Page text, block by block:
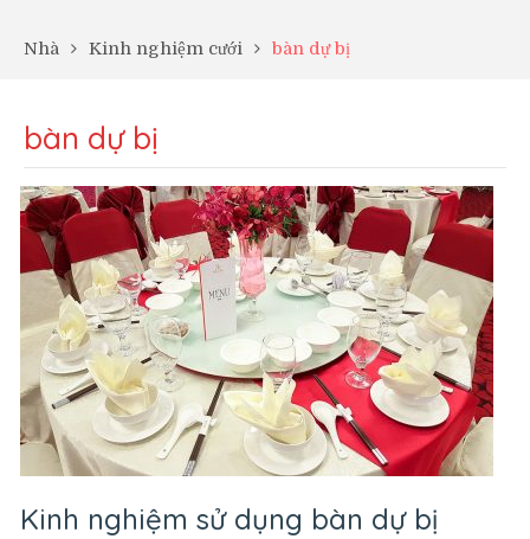
Nhà Kinh nghiệm cưới bàn dự bị
bàn dự bị
Kinh nghiệm sử dụng bàn dự bị